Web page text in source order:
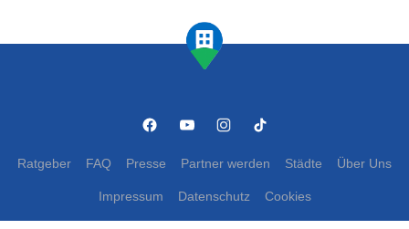
Ratgeber FAQ Presse Partner werden Städte Über Uns
Impressum Datenschutz Cookies